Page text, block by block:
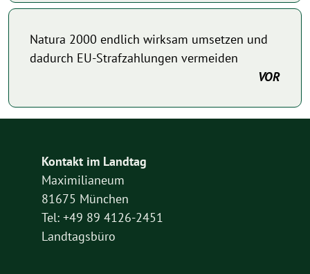
Natura 2000 endlich wirksam umsetzen und
dadurch EU-Strafzahlungen vermeiden
VOR
Kontakt im Landtag
Maximilianeum
81675 München
Tel: +49 89 4126-2451
Landtagsbüro